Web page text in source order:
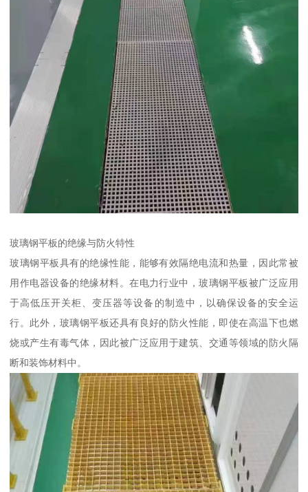
玻璃钢平板的绝缘与防火特性
玻璃钢平板具有的绝缘性能，能够有效隔绝电流和热量，因此常被
用作电器设备的绝缘材料。在电力行业中，玻璃钢平板被广泛应用
于高低压开关柜、变压器等设备的制造中，以确保设备的安全运
行。此外，玻璃钢平板还具有良好的防火性能，即使在高温下也燃
烧或产生有毒气体，因此被广泛应用于建筑、交通等领域的防火隔
断和装饰材料中。